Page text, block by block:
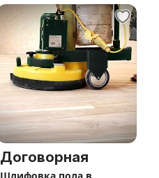
Договорная